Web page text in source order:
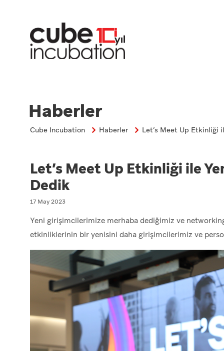
Haberler
Cube Incubation Haberler Let’s Meet Up Etkinliği
Let’s Meet Up Etkinliği ile
Dedik
17 May 2023
Yeni girişimcilerimize merhaba dediğimiz ve
etkinliklerinin bir yenisini daha girişimcilerimiz ve